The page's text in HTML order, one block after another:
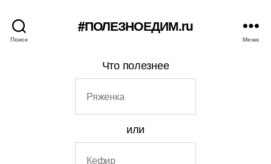
Поиск
#ПОЛЕЗНОЕДИМ.ru
Меню
Что полезнее
или